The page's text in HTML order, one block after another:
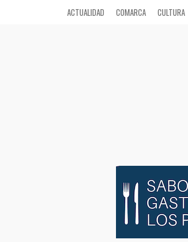
ACTUALIDAD COMARCA CULTURA